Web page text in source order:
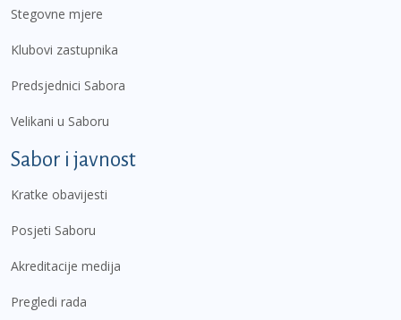
Stegovne mjere
Klubovi zastupnika
Predsjednici Sabora
Velikani u Saboru
Sabor i javnost
Kratke obavijesti
Posjeti Saboru
Akreditacije medija
Pregledi rada